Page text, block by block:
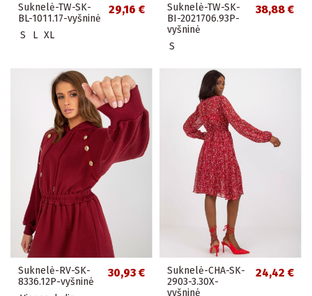
Suknelė-TW-SK-
BL-1011.17-vyšninė
29,16 €
S L XL
Suknelė-TW-SK-
BI-2021706.93P-
vyšninė
38,88 €
S
Suknelė-RV-SK-
8336.12P-vyšninė
30,93 €
Suknelė-CHA-SK-
2903-3.30X-
vyšninė
24,42 €